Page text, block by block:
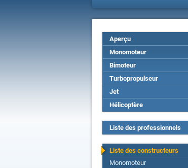
Aperçu
Monomoteur
Bimoteur
Turbopropulseur
Jet
Hélicoptère
Liste des professionnels
Liste des constructeurs
Monomoteur